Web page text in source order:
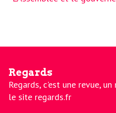
Regards
Regards, c'est une revue,
le site regards.fr